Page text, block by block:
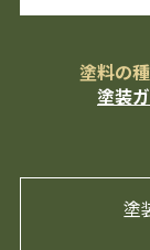
塗料の
塗装
塗